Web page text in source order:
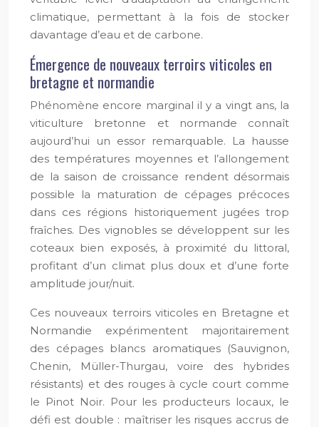
climatique, permettant à la fois de stocker
davantage d’eau et de carbone.
Émergence de nouveaux terroirs viticoles en
bretagne et normandie
Phénomène encore marginal il y a vingt ans, la
viticulture bretonne et normande connaît
aujourd’hui un essor remarquable. La hausse
des températures moyennes et l’allongement
de la saison de croissance rendent désormais
possible la maturation de cépages précoces
dans ces régions historiquement jugées trop
fraîches. Des vignobles se développent sur les
coteaux bien exposés, à proximité du littoral,
profitant d’un climat plus doux et d’une forte
amplitude jour/nuit.
Ces nouveaux terroirs viticoles en Bretagne et
Normandie expérimentent majoritairement
des cépages blancs aromatiques (Sauvignon,
Chenin, Müller-Thurgau, voire des hybrides
résistants) et des rouges à cycle court comme
le Pinot Noir. Pour les producteurs locaux, le
défi est double : maîtriser les risques accrus de